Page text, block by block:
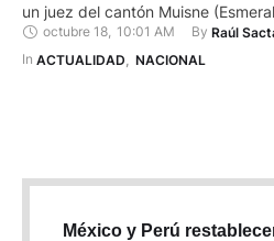
un juez del cantón Muisne
la asamblea nacional prevista
de 2025 en Tena (Napo). La
octubre 18, 10:01 AM By Raúl
In ACTUALIDAD NACIONAL
México y Perú